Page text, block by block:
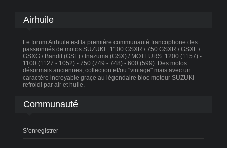
Airhuile
Le forum Airhuile est la première communauté francophone des
passionnés de motos SUZUKI : 1100 GSXR / 750 GSXR / GSXF /
GSXG / Bandit (GSF) / Inazuma (GSX) / MOTEURS: 1200 (1157) -
1100 (1127 - 1052) - 750 (749 - 748) - 600 (599). Des motos
désormais anciennes, collection et/ou "vintage" mais avec un
caractère incroyable graçe au légendaire bloc moteur SUZUKI
refroidi par air et huile.
Communauté
S’enregistrer